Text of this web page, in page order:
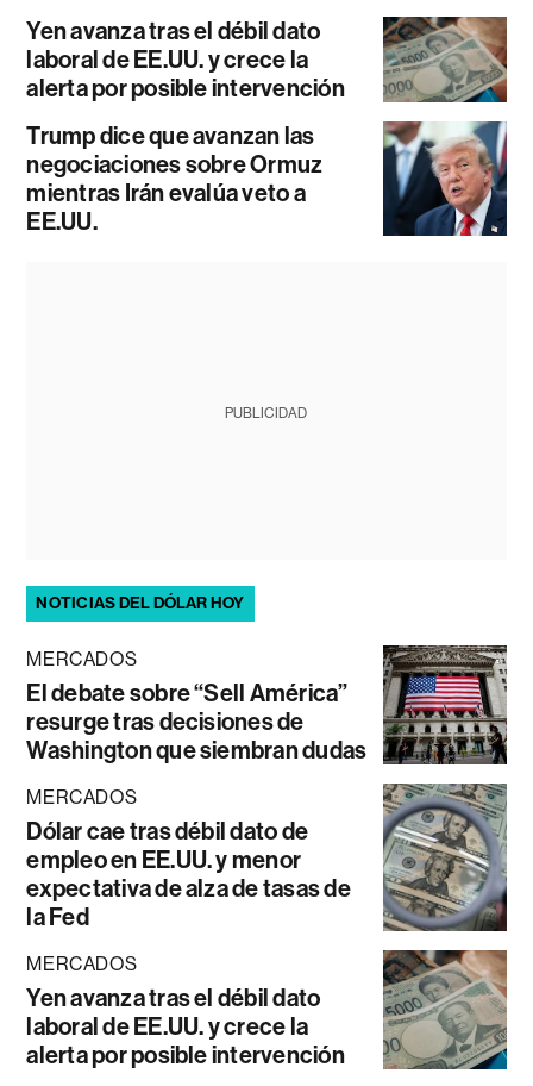
Yen avanza tras el débil dato
laboral de EE.UU. y crece la
alerta por posible intervención
Trump dice que avanzan las
negociaciones sobre Ormuz
mientras Irán evalúa veto a
EE.UU.
PUBLICIDAD
NOTICIAS DEL DÓLAR HOY
MERCADOS
El debate sobre “Sell América”
resurge tras decisiones de
Washington que siembran dudas
MERCADOS
Dólar cae tras débil dato de
empleo en EE.UU. y menor
expectativa de alza de tasas de
la Fed
MERCADOS
Yen avanza tras el débil dato
laboral de EE.UU. y crece la
alerta por posible intervención